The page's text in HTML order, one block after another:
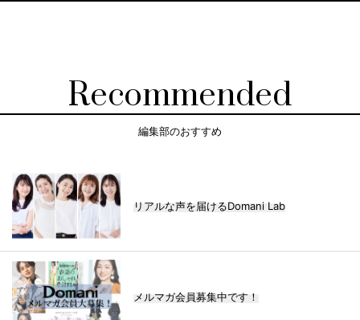
Recommended
編集部のおすすめ
リアルな声を届けるDomani Lab
メルマガ会員募集中です！